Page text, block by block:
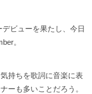
ビューを果たし、今日
。
持ちを歌詞に音楽に表
ーも多いことだろう。